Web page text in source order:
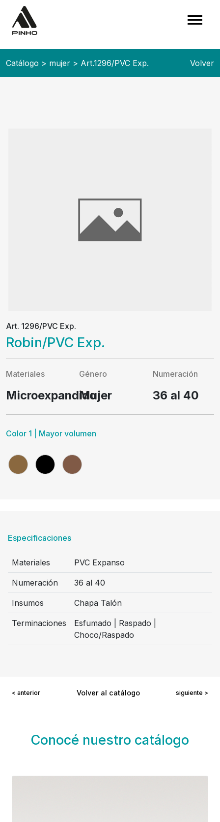
Catálogo > mujer > Art.1296/PVC Exp. Volver
Art. 1296/PVC Exp.
Robin/PVC Exp.
Materiales
Microexpandido
Género
Mujer
Numeración
36 al 40
Color 1 | Mayor volumen
Especificaciones
Materiales PVC Expanso
Numeración 36 al 40
Insumos Chapa Talón
Terminaciones
Esfumado | Raspado |
Choco/Raspado
< anterior Volver al catálogo siguiente >
Conocé nuestro catálogo